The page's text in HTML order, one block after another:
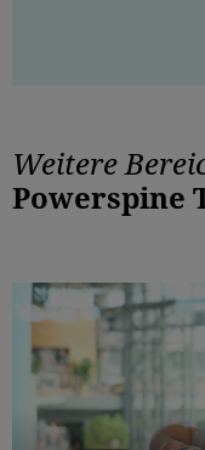
Weitere
Powerspine